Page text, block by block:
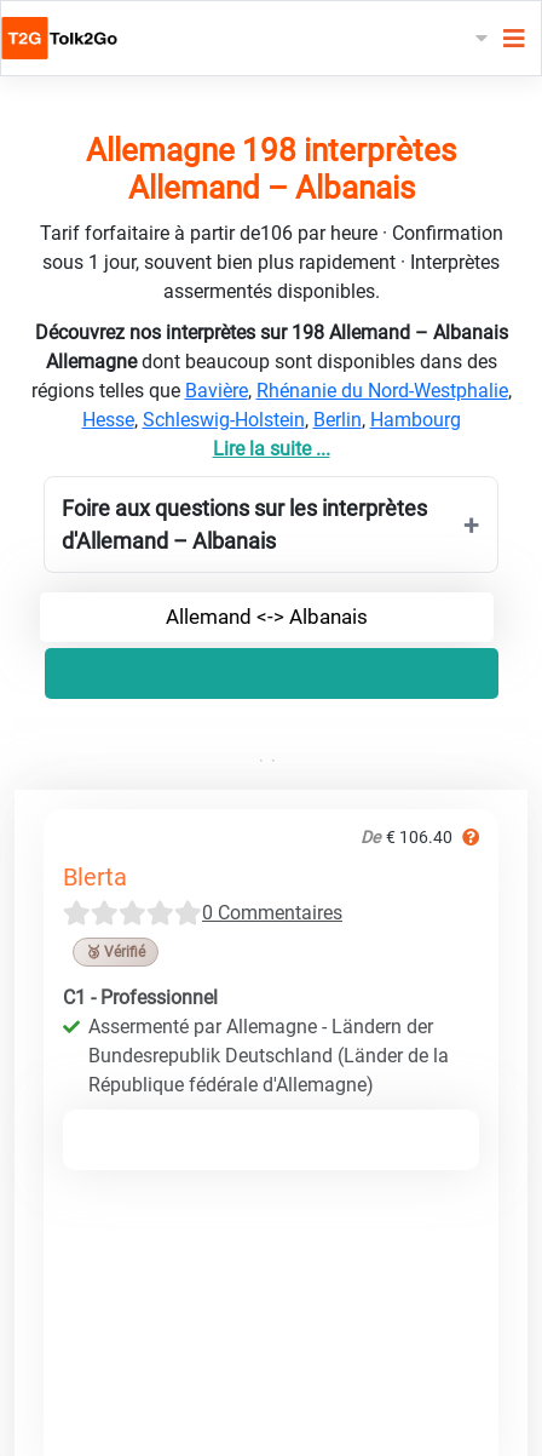
Allemagne 198 interprètes
Allemand – Albanais
Tarif forfaitaire à partir de106 par heure · Confirmation
sous 1 jour, souvent bien plus rapidement · Interprètes
assermentés disponibles.
Découvrez nos interprètes sur 198 Allemand – Albanais
Allemagnedont beaucoup sont disponibles dans des
régions telles que Bavière, Rhénanie du Nord-Westphalie,
Hesse, Schleswig-Holstein, Berlin, Hambourg
Lire la suite ...
Foire aux questions sur les interprètes
d'Allemand – Albanais
Allemand <-> Albanais
De € 106.40
Blerta
0 Commentaires
🥉 Vérifié
C1 - Professionnel
Assermenté par Allemagne - Ländern der
Bundesrepublik Deutschland (Länder de la
République fédérale d'Allemagne)